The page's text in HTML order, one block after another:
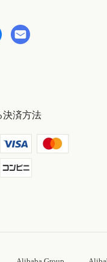
決済方法